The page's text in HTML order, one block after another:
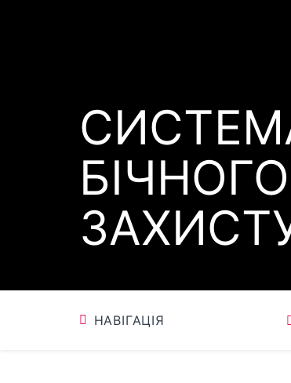
БІЧНОГО
НАВІГАЦІЯ